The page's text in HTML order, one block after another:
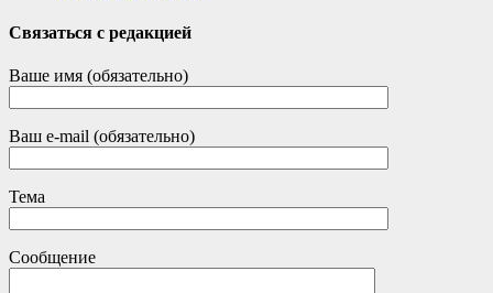
Связаться с редакцией
Ваше имя (обязательно)
Ваш e-mail (обязательно)
Тема
Сообщение